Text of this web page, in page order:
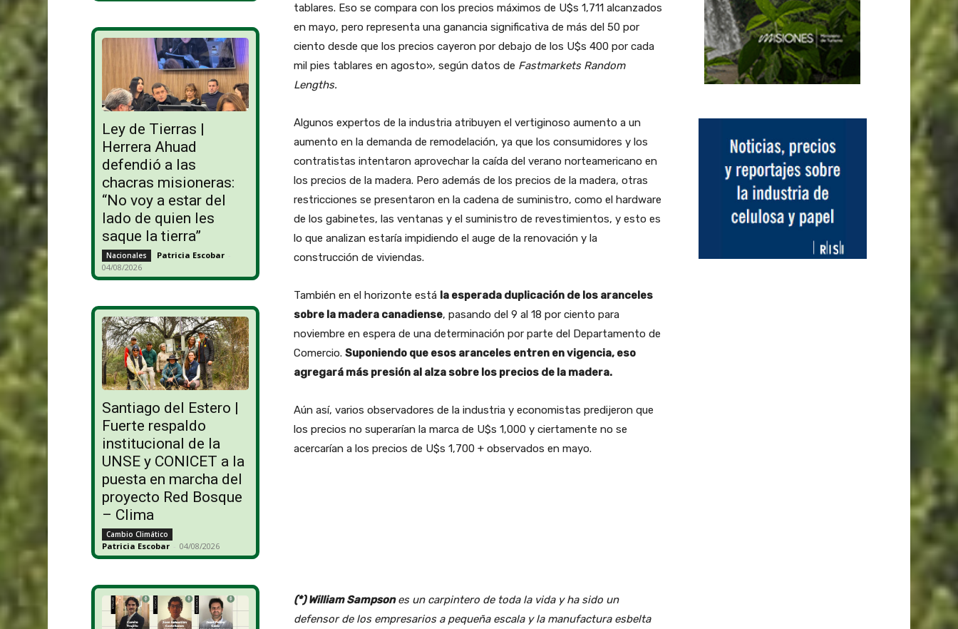
Ley de Tierras |
Herrera Ahuad
defendió a las
chacras misioneras:
“No voy a estar del
lado de quien les
saque la tierra”
Nacionales Patricia Escobar -
04/08/2026
Santiago del Estero |
Fuerte respaldo
institucional de la
UNSE y CONICET a la
puesta en marcha del
proyecto Red Bosque
– Clima
Cambio Climático
Patricia Escobar - 04/08/2026
tablares. Eso se compara con los precios máximos de U$s 1,711 alcanzados
en mayo, pero representa una ganancia significativa de más del 50 por
ciento desde que los precios cayeron por debajo de los U$s 400 por cada
mil pies tablares en agosto», según datos de Fastmarkets Random
Lengths.
Algunos expertos de la industria atribuyen el vertiginoso aumento a un
aumento en la demanda de remodelación, ya que los consumidores y los
contratistas intentaron aprovechar la caída del verano norteamericano en
los precios de la madera. Pero además de los precios de la madera, otras
restricciones se presentaron en la cadena de suministro, como el hardware
de los gabinetes, las ventanas y el suministro de revestimientos, y esto es
lo que analizan estaría impidiendo el auge de la renovación y la
construcción de viviendas.
También en el horizonte está la esperada duplicación de los aranceles
sobre la madera canadiense, pasando del 9 al 18 por ciento para
noviembre en espera de una determinación por parte del Departamento de
Comercio. Suponiendo que esos aranceles entren en vigencia, eso
agregará más presión al alza sobre los precios de la madera.
Aún así, varios observadores de la industria y economistas predijeron que
los precios no superarían la marca de U$s 1,000 y ciertamente no se
acercarían a los precios de U$s 1,700 + observados en mayo.
(*) William Sampsones un carpintero de toda la vida y ha sido un
defensor de los empresarios a pequeña escala y la manufactura esbelta